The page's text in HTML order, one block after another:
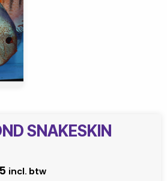
SNAKESKIN
Preisspanne:
incl. btw